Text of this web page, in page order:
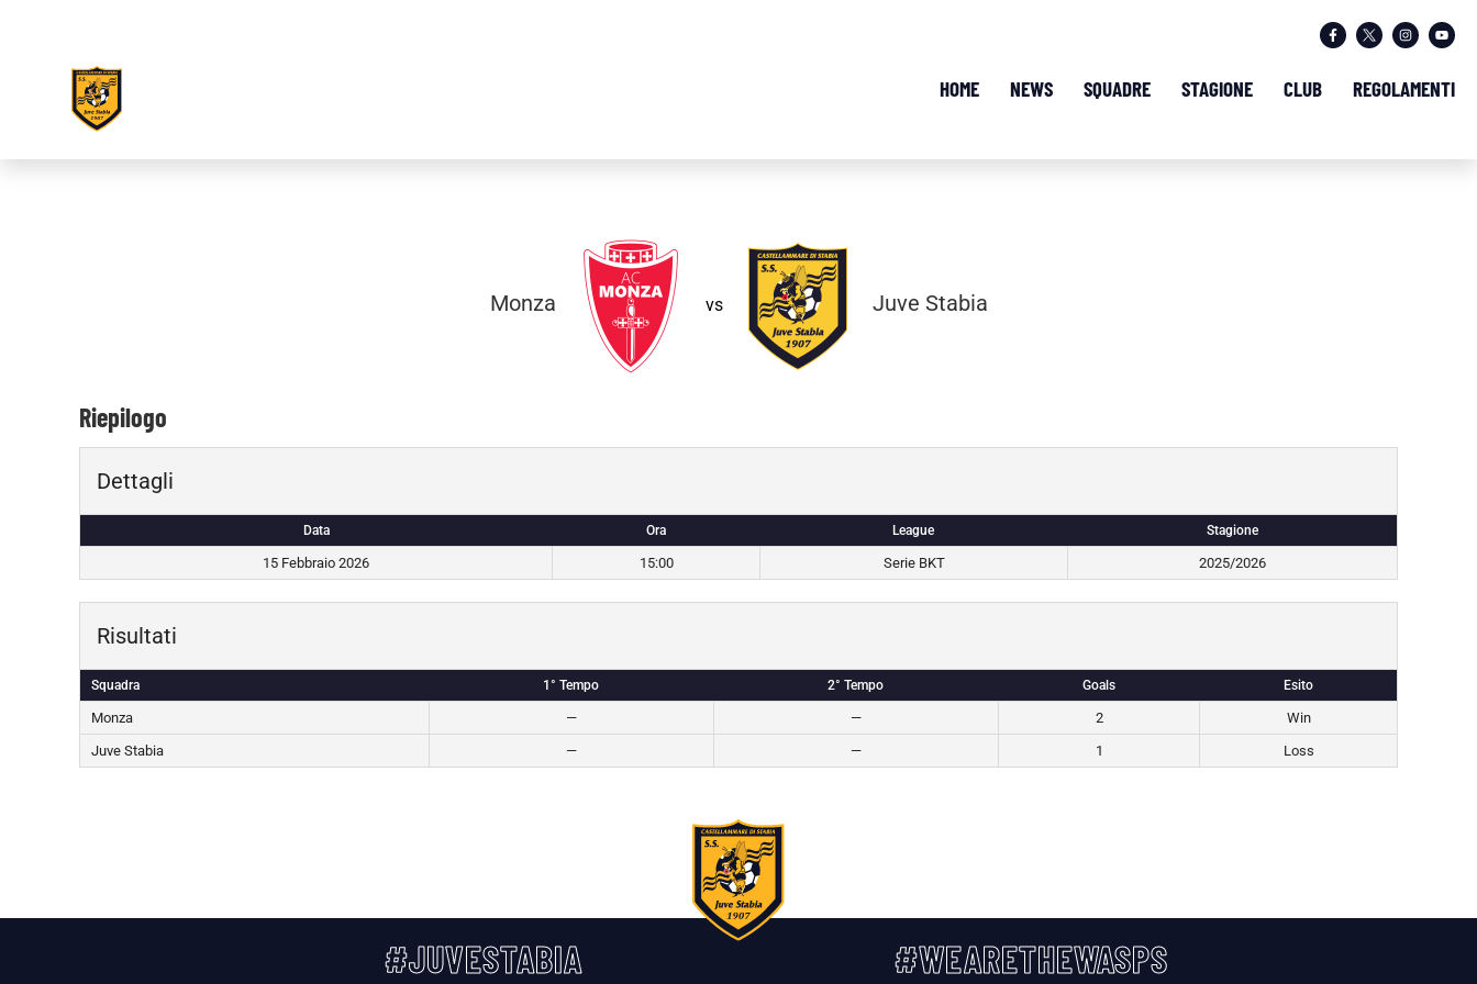
HOME NEWS SQUADRE STAGIONE CLUB REGOLAMENTI
Monza vs Juve Stabia
Riepilogo
Dettagli
Data Ora League Stagione
15 Febbraio 2026 15:00 Serie BKT 2025/2026
Risultati
Squadra 1° Tempo 2° Tempo Goals Esito
Monza — — 2
Win
Juve Stabia
— — 1 Loss
#JUVESTABIA #WEARETHEWASPS